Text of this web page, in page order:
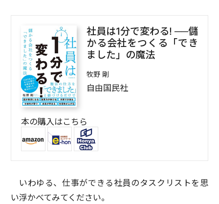
社員は1分で変わる! ──儲
かる会社をつくる「でき
ました」の魔法
牧野 剛
自由国民社
本の購入はこちら
いわゆる、仕事ができる社員のタスクリストを思
い浮かべてみてください。